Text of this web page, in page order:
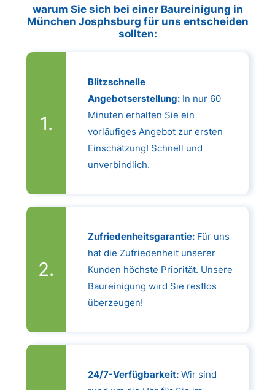
warum Sie sich bei einer Baureinigung in
München Josphsburg für uns entscheiden
sollten:
Blitzschnelle
Angebotserstellung:In nur 60
Minuten erhalten Sie ein
vorläufiges Angebot zur ersten
Einschätzung! Schnell und
unverbindlich.
Zufriedenheitsgarantie:Für uns
hat die Zufriedenheit unserer
Kunden höchste Priorität. Unsere
Baureinigung wird Sie restlos
überzeugen!
24/7-Verfügbarkeit:Wir sind